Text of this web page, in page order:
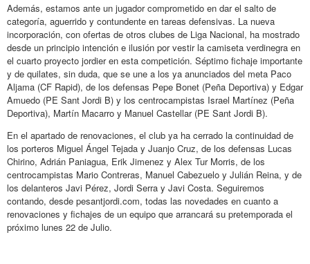
Además, estamos ante un jugador comprometido en dar el salto de
categoría, aguerrido y contundente en tareas defensivas. La nueva
incorporación, con ofertas de otros clubes de Liga Nacional, ha mostrado
desde un principio intención e ilusión por vestir la camiseta verdinegra en
el cuarto proyecto jordier en esta competición. Séptimo fichaje importante
y de quilates, sin duda, que se une a los ya anunciados del meta Paco
Aljama (CF Rapid), de los defensas Pepe Bonet (Peña Deportiva) y Edgar
Amuedo (PE Sant Jordi B) y los centrocampistas Israel Martínez (Peña
Deportiva), Martín Macarro y Manuel Castellar (PE Sant Jordi B).
En el apartado de renovaciones, el club ya ha cerrado la continuidad de
los porteros Miguel Ángel Tejada y Juanjo Cruz, de los defensas Lucas
Chirino, Adrián Paniagua, Erik Jimenez y Alex Tur Morris, de los
centrocampistas Mario Contreras, Manuel Cabezuelo y Julián Reina, y de
los delanteros Javi Pérez, Jordi Serra y Javi Costa. Seguiremos
contando, desde pesantjordi.com, todas las novedades en cuanto a
renovaciones y fichajes de un equipo que arrancará su pretemporada el
próximo lunes 22 de Julio.